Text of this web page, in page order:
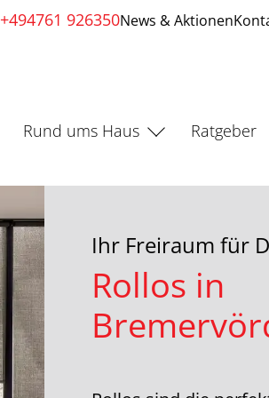
+494761 926350News & Aktionen
Rund ums Haus Ratgeber
Ihr Freiraum für
Rollos in